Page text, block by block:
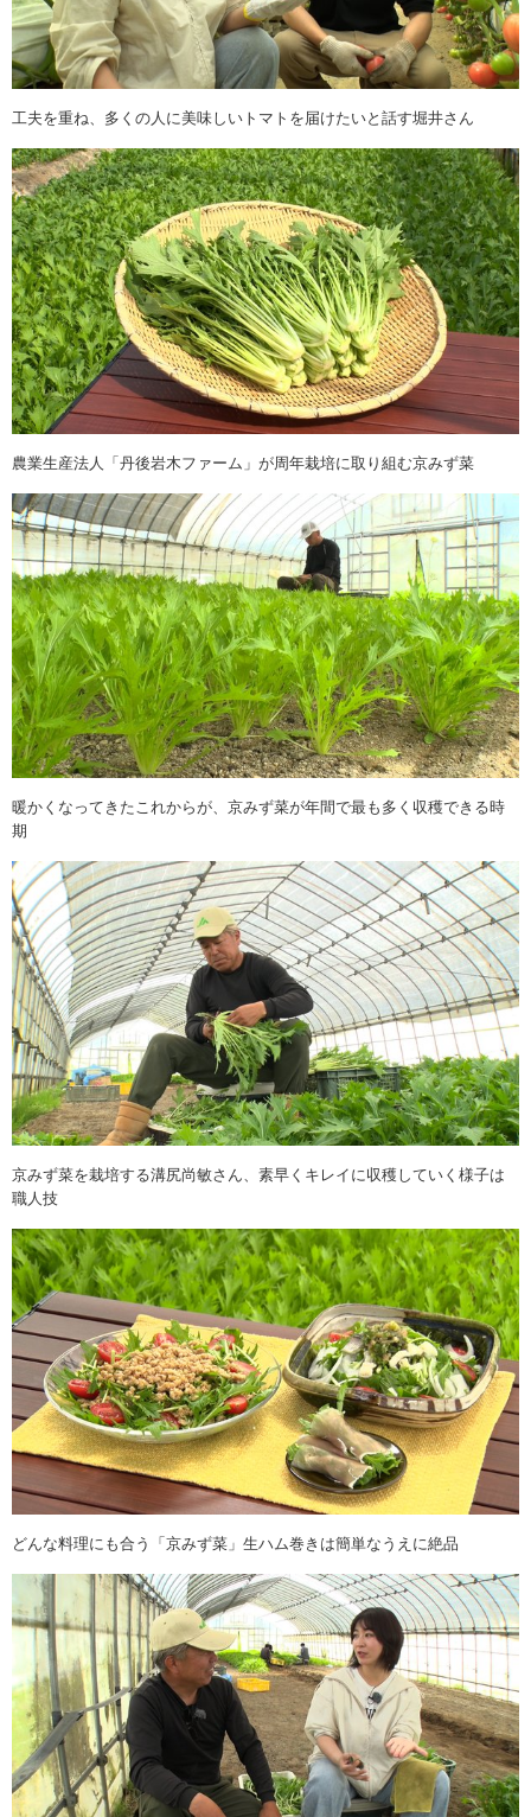
工夫を重ね、多くの人に美味しいトマトを届けたいと話す堀井さん
農業生産法人「丹後岩木ファーム」が周年栽培に取り組む京みず菜
暖かくなってきたこれからが、京みず菜が年間で最も多く収穫できる時
期
京みず菜を栽培する溝尻尚敏さん、素早くキレイに収穫していく様子は
職人技
どんな料理にも合う「京みず菜」生ハム巻きは簡単なうえに絶品